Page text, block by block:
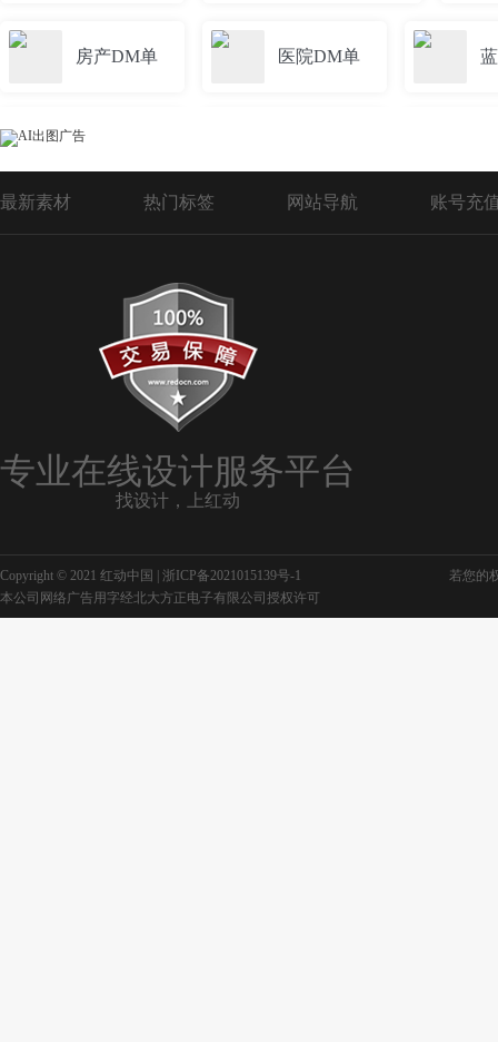
房产DM单 医院DM单
招生DM单
学校DM单 简介dm单 开
招生宣传DM单
安全生产月DM单
最新素材 热门标签 网站导航 账号充
专业在线设计服务平台
找设计，上红动
Copyright © 2021 红动中国 | 浙ICP备2021015139号-1
若您的
本公司网络广告用字经北大方正电子有限公司授权许可